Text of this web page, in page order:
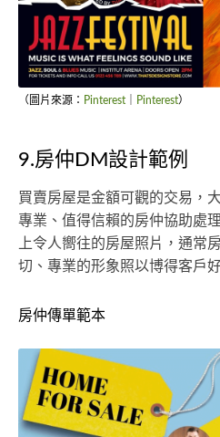
（圖片來源： Pinterest Pinterest）
9.房仲DM設計範例
買賣房屋是金額可觀的交易，
專業、值得信賴的房仲協助處
上令人嚮往的房屋照片，通常
切、專業的形象照以博得客戶
房仲傳單範本